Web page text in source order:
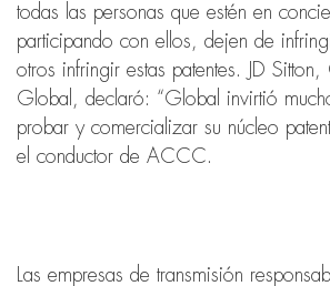
todas las personas que estén en
participando con ellos, dejen de
otros infringir estas patentes. JD
Global, declaró: “Global invirtió
probar y comercializar su núcleo
el conductor de ACCC.
Las empresas de transmisión